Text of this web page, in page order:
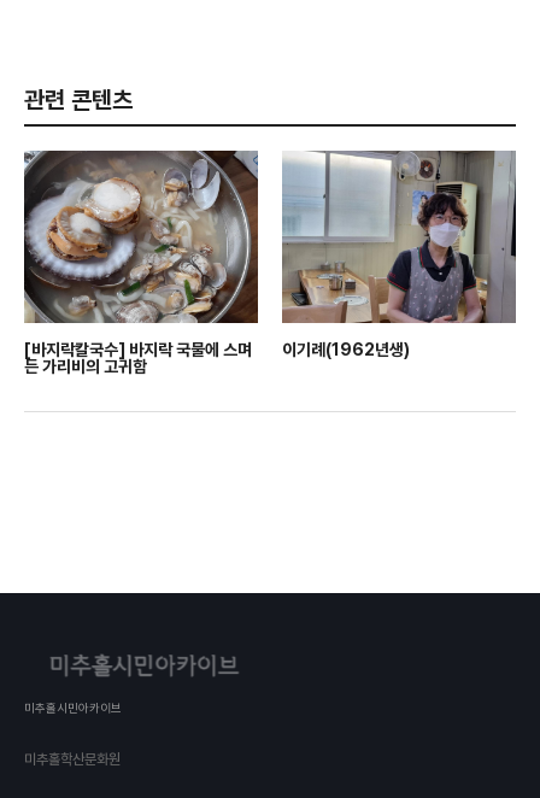
관련 콘텐츠
[바지락칼국수] 바지락 국물에 스며
든 가리비의 고귀함
이기례(1962년생)
미추홀시민아카이브
미추홀학산문화원